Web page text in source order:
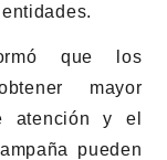
que los
mayor
atención y el
pueden